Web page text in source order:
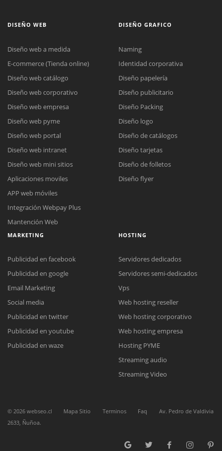
Reunión online
Nuestros ejecutivos le enviarán un correo electrónico con el enlace a
Meet para la reunión online.
Cotización
Chat Online
Todos nuestros ejecutivos están fuera de línea. Complete el formulario
DISEÑO WEB
Diseño web a medida
E-commerce (Tienda online)
Diseño web catálogo
Diseño web corporativo
Diseño web empresa
Diseño web pyme
Diseño web portal
Diseño web intranet
Diseño web mini sitios
Aplicaciones moviles
APP web móviles
Integración Webpay Plus
Mantención Web
DISEÑO GRAFICO
Naming
Identidad corporativa
Diseño papelería
Diseño publicitario
Diseño Packing
Diseño logo
Diseño de catálogos
Diseño tarjetas
Diseño de folletos
Diseño flyer
MARKETING
Publicidad en facebook
Publicidad en google
Email Marketing
Social media
Publicidad en twitter
Publicidad en youtube
Publicidad en waze
HOSTING
Servidores dedicados
Servidores semi-dedicados
Vps
Web hosting reseller
Web hosting corporativo
Web hosting empresa
Hosting PYME
Streaming audio
Streaming Video
© 2026 webseo.cl Mapa Sitio Terminos Faq
Av. Pedro de Valdivia
2633, Ñuñoa.